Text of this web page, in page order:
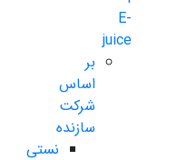
E-
juice
بر
اساس
شرکت
سازنده
نستی